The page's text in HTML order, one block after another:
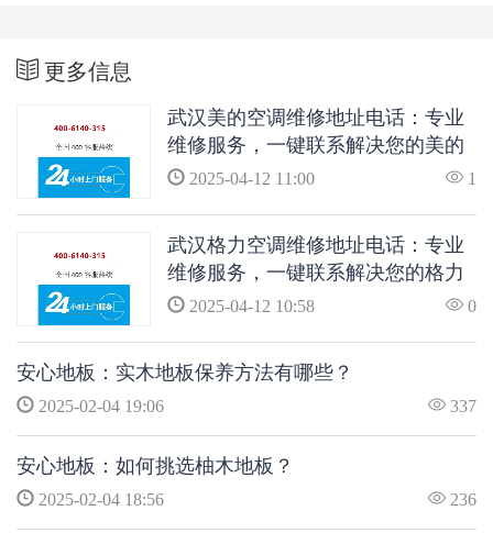
更多信息
武汉美的空调维修地址电话：专业
维修服务，一键联系解决您的美的
空调问题
2025-04-12 11:00 1
武汉格力空调维修地址电话：专业
维修服务，一键联系解决您的格力
空调问题
2025-04-12 10:58 0
安心地板：实木地板保养方法有哪些？
2025-02-04 19:06 337
安心地板：如何挑选柚木地板？
2025-02-04 18:56 236